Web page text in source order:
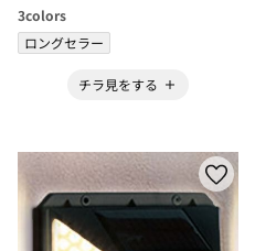
3colors
ロングセラー
チラ見をする